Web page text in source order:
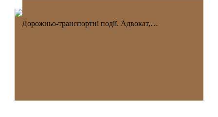
Дорожньо-транспортні події. Адвокат,…